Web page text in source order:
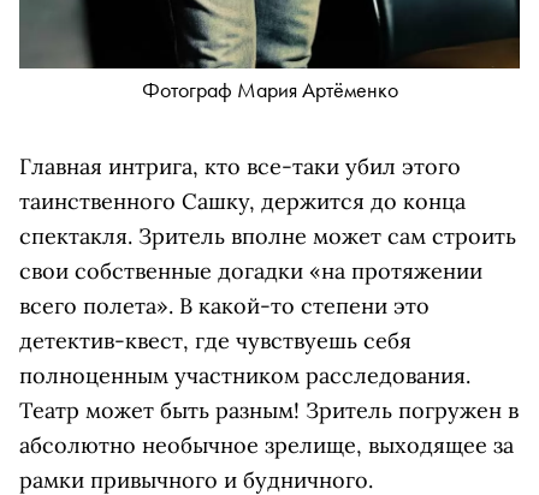
Фотограф Мария Артёменко
Главная интрига, кто все-таки убил этого
таинственного Сашку, держится до конца
спектакля. Зритель вполне может сам строить
свои собственные догадки «на протяжении
всего полета». В какой-то степени это
детектив-квест, где чувствуешь себя
полноценным участником расследования.
Театр может быть разным! Зритель погружен в
абсолютно необычное зрелище, выходящее за
рамки привычного и будничного.